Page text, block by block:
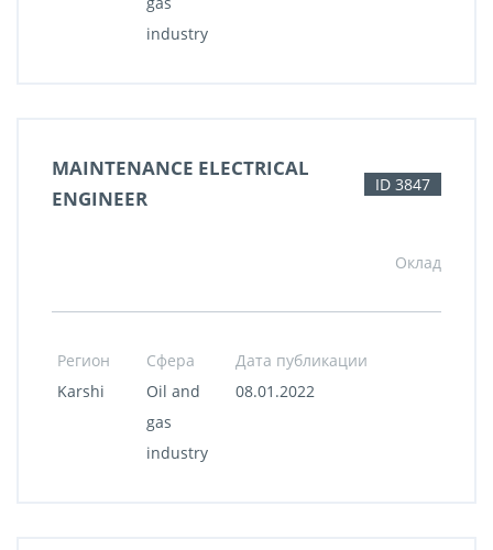
industry
MAINTENANCE ELECTRICAL
ENGINEER
ID 3847
Оклад
Регион Сфера
Дата публикации
Karshi
Oil and
gas
industry
08.01.2022